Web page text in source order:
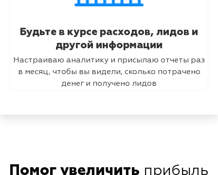
Будьте в курсе расходов, лидов и
другой информации
Настраиваю аналитику и присылаю отчеты раз
в месяц, чтобы вы видели, сколько потрачено
денег и получено лидов
Помог увеличить прибыль